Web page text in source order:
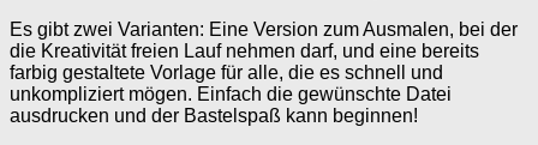
Es gibt zwei Varianten: Eine Version zum Ausmalen, bei der
die Kreativität freien Lauf nehmen darf, und eine bereits
farbig gestaltete Vorlage für alle, die es schnell und
unkompliziert mögen. Einfach die gewünschte Datei
ausdrucken und der Bastelspaß kann beginnen!